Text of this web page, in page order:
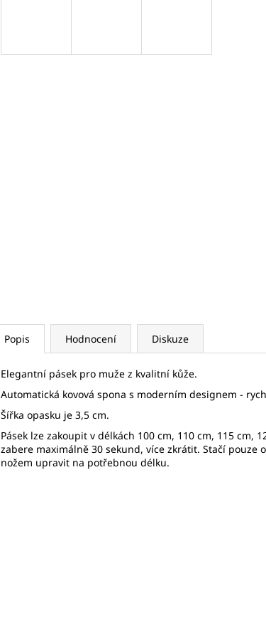
Popis Hodnocení Diskuze
Elegantní pásek pro muže z kvalitní kůže.
Automatická kovová spona s moderním designem -
Šířka opasku je 3,5 cm.
Pásek lze zakoupit v délkách 100 cm, 110 cm, 115
zabere maximálně 30 sekund, více zkrátit. Stačí
nožem upravit na potřebnou délku.